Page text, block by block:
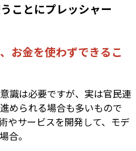
ことにプレッシャー
お金を使わずできるこ
識は必要ですが、実は官民連
められる場合も多いもので
やサービスを開発して、モデ
合。